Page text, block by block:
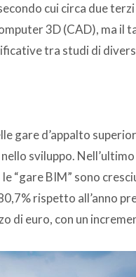
cui circa due
3D (CAD), ma il
tra studi di
gare d’appalto
sviluppo. Nell’ultimo
“gare BIM” sono
rispetto all’anno
di euro, con un